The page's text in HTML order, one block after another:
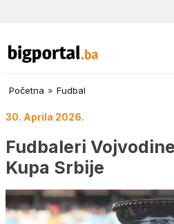
Početna » Fudbal
30. Aprila 2026.
Fudbaleri
Kupa Srbije